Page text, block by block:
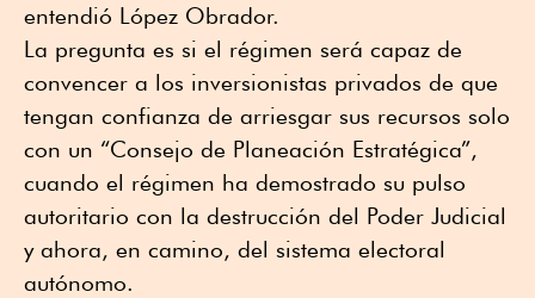
entendió López Obrador.
La pregunta es si el régimen será capaz de
convencer a los inversionistas privados de que
tengan confianza de arriesgar sus recursos solo
con un “Consejo de Planeación Estratégica”,
cuando el régimen ha demostrado su pulso
autoritario con la destrucción del Poder Judicial
y ahora, en camino, del sistema electoral
autónomo.